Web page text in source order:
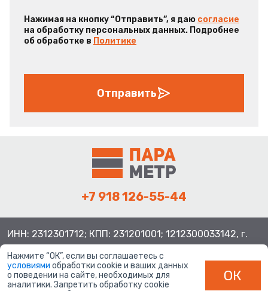
Нажимая на кнопку “Отправить”, я даю согласие
на обработку персональных данных. Подробнее
об обработке в Политике
Отправить
+7 918 126-55-44
ИНН: 2312301712; КПП: 231201001; 1212300033142, г.
Нажмите “ОК”, если вы соглашаетесь с
условиями обработки cookie и ваших данных
о поведении на сайте, необходимых для
аналитики. Запретить обработку cookie
ОК